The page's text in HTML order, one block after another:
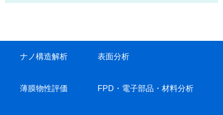
ナノ構造解析 表面分析
薄膜物性評価 FPD・電子部品・材料分析